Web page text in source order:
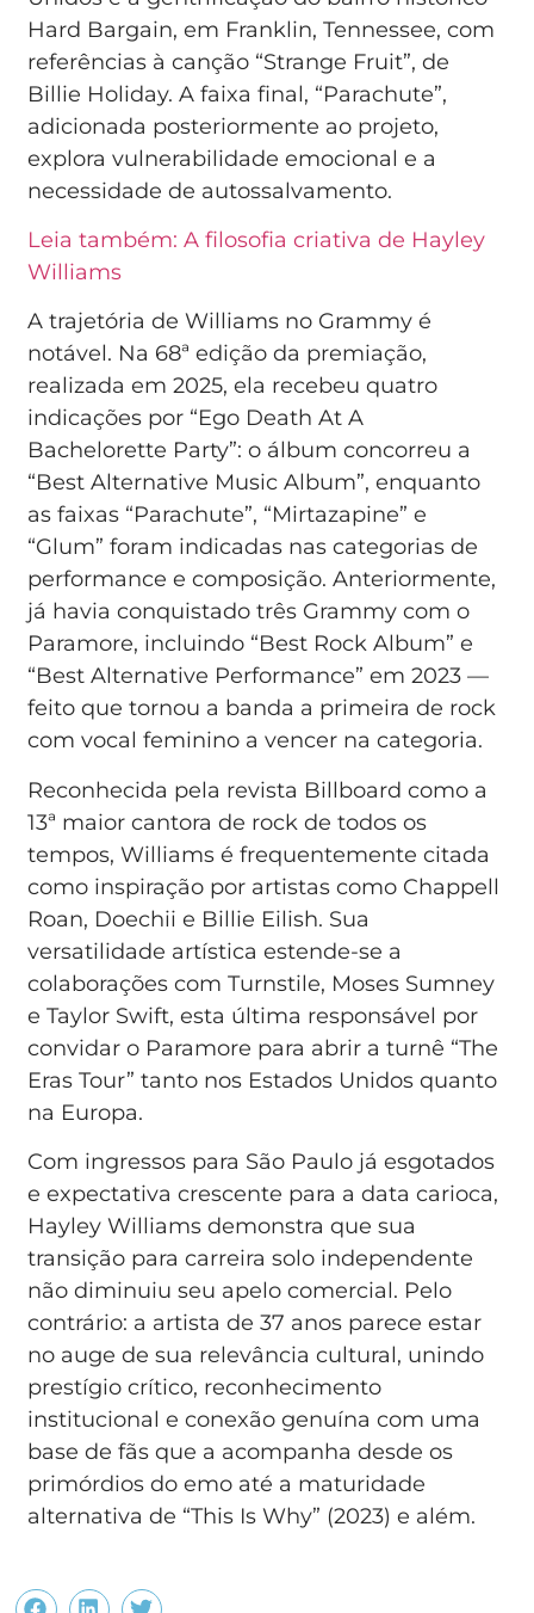
Hard Bargain, em Franklin, Tennessee, com
referências à canção “Strange Fruit”, de
Billie Holiday. A faixa final, “Parachute”,
adicionada posteriormente ao projeto,
explora vulnerabilidade emocional e a
necessidade de autossalvamento.
Leia também: A filosofia criativa de Hayley
Williams
A trajetória de Williams no Grammy é
notável. Na 68ª edição da premiação,
realizada em 2025, ela recebeu quatro
indicações por “Ego Death At A
Bachelorette Party”: o álbum concorreu a
“Best Alternative Music Album”, enquanto
as faixas “Parachute”, “Mirtazapine” e
“Glum” foram indicadas nas categorias de
performance e composição. Anteriormente,
já havia conquistado três Grammy com o
Paramore, incluindo “Best Rock Album” e
“Best Alternative Performance” em 2023 —
feito que tornou a banda a primeira de rock
com vocal feminino a vencer na categoria.
Reconhecida pela revista Billboard como a
13ª maior cantora de rock de todos os
tempos, Williams é frequentemente citada
como inspiração por artistas como Chappell
Roan, Doechii e Billie Eilish. Sua
versatilidade artística estende-se a
colaborações com Turnstile, Moses Sumney
e Taylor Swift, esta última responsável por
convidar o Paramore para abrir a turnê “The
Eras Tour” tanto nos Estados Unidos quanto
na Europa.
Com ingressos para São Paulo já esgotados
e expectativa crescente para a data carioca,
Hayley Williams demonstra que sua
transição para carreira solo independente
não diminuiu seu apelo comercial. Pelo
contrário: a artista de 37 anos parece estar
no auge de sua relevância cultural, unindo
prestígio crítico, reconhecimento
institucional e conexão genuína com uma
base de fãs que a acompanha desde os
primórdios do emo até a maturidade
alternativa de “This Is Why” (2023) e além.